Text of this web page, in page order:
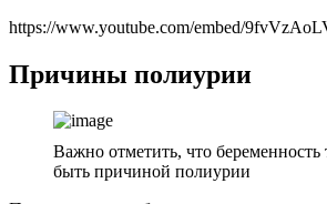
https://www.youtube.com/embed/
Причины полиурии
Важно отметить, что
быть причиной полиурии